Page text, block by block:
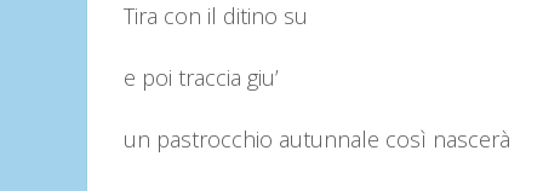
Tira con il ditino su
e poi traccia giu’
un pastrocchio autunnale così nascerà